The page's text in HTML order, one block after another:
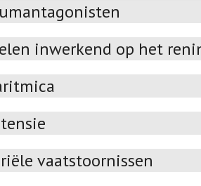
inwerkend op het
vaatstoornissen